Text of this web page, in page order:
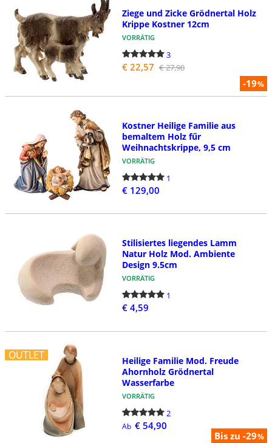
-19%
Ziege und Zicke Grödnertal Holz
Krippe Kostner 12cm
VORRÄTIG
3
€ 22,57 € 27,90
Kostner Heilige Familie aus
bemaltem Holz fűr
Weihnachtskrippe, 9,5 cm
VORRÄTIG
1
€ 129,00
Stilisiertes liegendes Lamm
Natur Holz Mod. Ambiente
Design 9.5cm
VORRÄTIG
1
€ 4,59
OUTLET
Bis zu -29%
Heilige Familie Mod. Freude
Ahornholz Grödnertal
Wasserfarbe
VORRÄTIG
2
Ab € 54,90